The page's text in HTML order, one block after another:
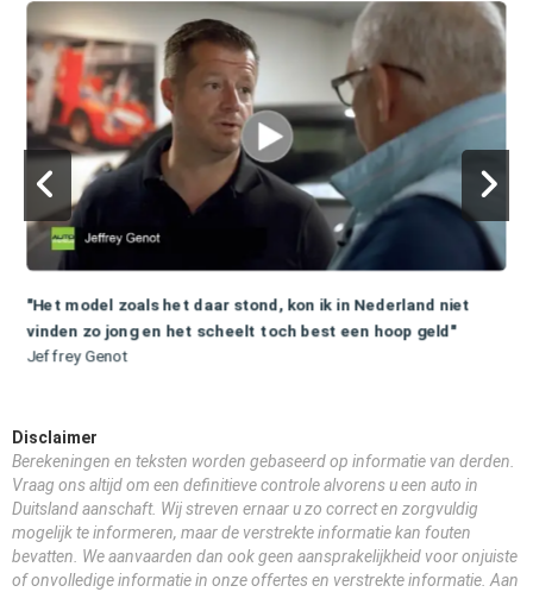
"Het model zoals het daar stond, kon ik in Nederland niet
vinden zo jong en het scheelt toch best een hoop geld"
Jeffrey Genot
Disclaimer
Berekeningen en teksten worden gebaseerd op informatie van derden.
Vraag ons altijd om een definitieve controle alvorens u een auto in
Duitsland aanschaft. Wij streven ernaar u zo correct en zorgvuldig
mogelijk te informeren, maar de verstrekte informatie kan fouten
bevatten. We aanvaarden dan ook geen aansprakelijkheid voor onjuiste
of onvolledige informatie in onze offertes en verstrekte informatie. Aan